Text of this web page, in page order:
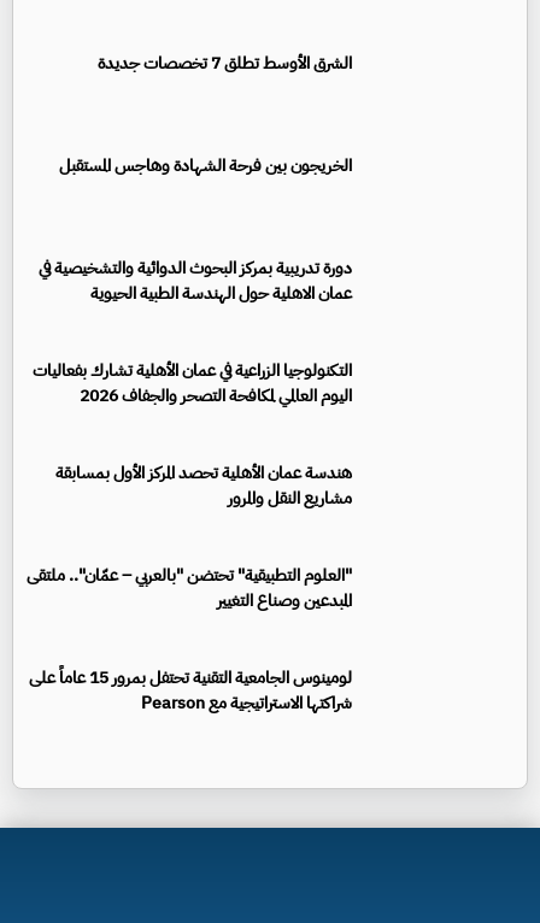
الشرق الأوسط تطلق 7 تخصصات جديدة
الخريجون بين فرحة الشهادة وهاجس المستقبل
دورة تدريبية بمركز البحوث الدوائية والتشخيصية في
عمان الاهلية حول الهندسة الطبية الحيوية
التكنولوجيا الزراعية في عمان الأهلية تشارك بفعاليات
اليوم العالمي لمكافحة التصحر والجفاف 2026
هندسة عمان الأهلية تحصد المركز الأول بمسابقة
مشاريع النقل والمرور
"العلوم التطبيقية" تحتضن "بالعربي – عمّان".. ملتقى
المبدعين وصناع التغيير
لومينوس الجامعية التقنية تحتفل بمرور 15 عاماً على
شراكتها الاستراتيجية مع Pearson